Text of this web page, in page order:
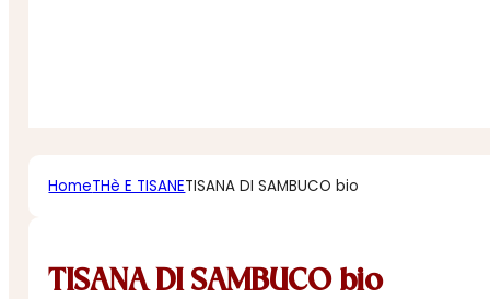
HomeTHè E TISANETISANA DI SAMBUCO bio
TISANA DI SAMBUCO bio